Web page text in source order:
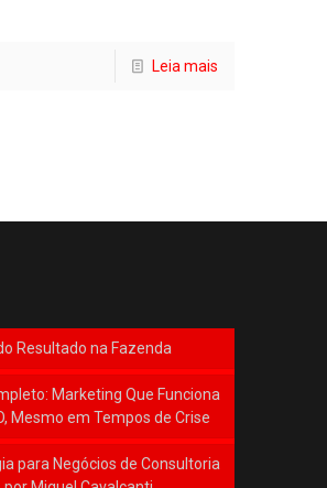
Leia mais
Resultado na Fazenda
Marketing Que Funciona
Mesmo em Tempos de Crise
para Negócios de Consultoria